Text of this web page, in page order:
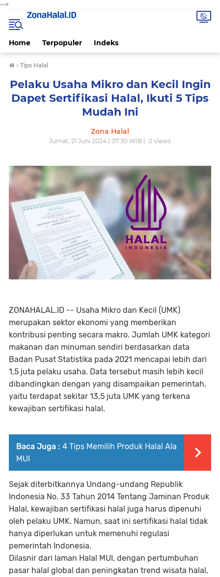
-->
Home Terpopuler Indeks
› Tips Halal
Pelaku Usaha Mikro dan Kecil Ingin
Dapet Sertifikasi Halal, Ikuti 5 Tips
Mudah Ini
Zona Halal
Jumat, 21 Juni 2024 | 07:30 WIB | 0 Views
ZONAHALAL.ID -- Usaha Mikro dan Kecil (UMK)
merupakan sektor ekonomi yang memberikan
kontribusi penting secara makro. Jumlah UMK kategori
makanan dan minuman sendiri berdasarkan data
Badan Pusat Statistika pada 2021 mencapai lebih dari
1,5 juta pelaku usaha. Data tersebut masih lebih kecil
dibandingkan dengan yang disampaikan pemerintah,
yaitu terdapat sekitar 13,5 juta UMK yang terkena
kewajiban sertifikasi halal.
Baca Juga : 4 Tips Memilih Produk Halal Ala
MUI
Sejak diterbitkannya Undang-undang Republik
Indonesia No. 33 Tahun 2014 Tentang Jaminan Produk
Halal, kewajiban sertifikasi halal juga harus dipenuhi
oleh pelaku UMK. Namun, saat ini sertifikasi halal tidak
hanya diperlukan untuk memenuhi regulasi
pemerintah Indonesia.
Dilasnir dari laman Halal MUI, dengan pertumbuhan
pasar halal global dan peningkatan trend wisata halal,